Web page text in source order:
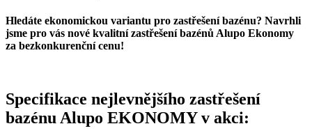
Hledáte ekonomickou variantu pro zastřešení bazénu? Navrhli
jsme pro vás nové kvalitní zastřešení bazénů Alupo Ekonomy
za bezkonkurenční cenu!
Specifikace nejlevnějšího zastřešení
bazénu Alupo EKONOMY v akci: